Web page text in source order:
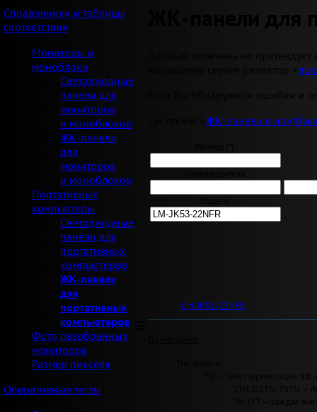
Справочники и таблицы
соответствия
Мониторы и
моноблоки
Светодиодные
панели для
мониторов
и моноблоков
ЖК-панели
для
мониторов
и моноблоков
Портативные
компьютеры
Светодиодные
панели для
портативных
компьютеров
ЖК-панели
для
портативных
компьютеров
Фото разобранных
мониторов
Размер пикселя
Оперативные тесты
ЖК-панели для
Данный перечень не
Если Вы обнаружили ошибки и
ЖК-панели в
LM-JK53-22NFR
TN — твист-ориентация
STN, DSTN, TSTN
TN TFT — каждая